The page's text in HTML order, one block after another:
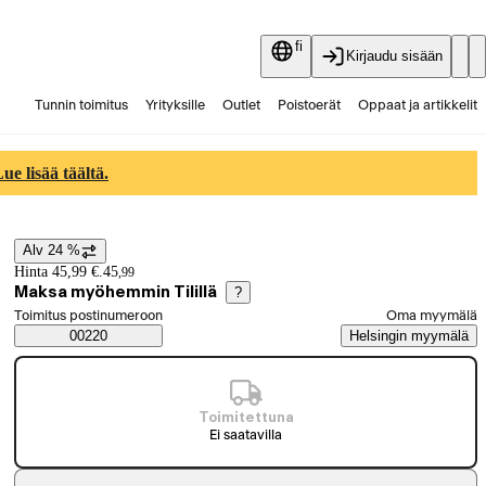
fi
Kirjaudu sisään
Tunnin toimitus Yrityksille Outlet Poistoerät Oppaat ja artikkelit
lisää täältä.
Hintatiedot
Alv 24 %
Hinta 45,99 €.45,99
Maksa myöhemmin Tilillä ?
Saatavuustiedot
Valitse tilaustapa
Toimitus postinumeroon
00220
Oma myymälä
Helsingin myymälä
Toimitettuna
Ei saatavilla